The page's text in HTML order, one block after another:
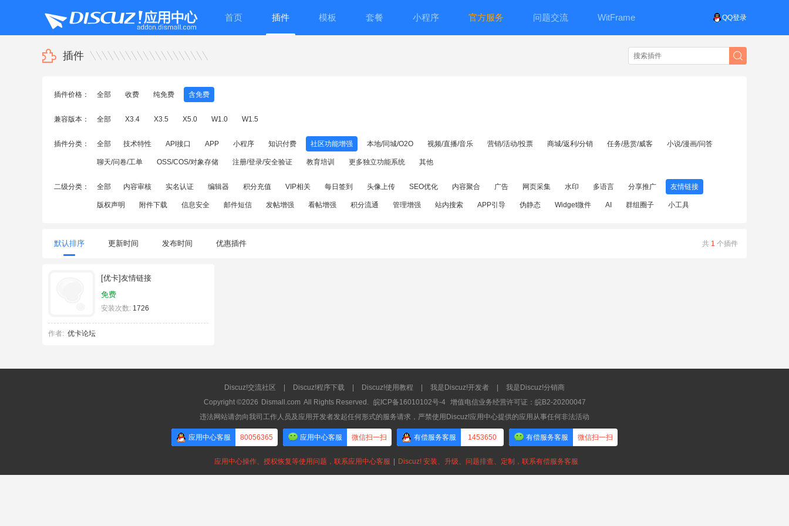
QQ登录
首页 插件 模板 套餐 小程序 官方服务 问题交流 WitFrame
插件
插件价格： 全部 收费 纯免费 含免费
兼容版本： 全部 X3.4 X3.5 X5.0 W1.0 W1.5
插件分类： 全部 技术特性 API接口 APP 小程序 知识付费 社区功能增强 本地/同城/O2O 视频/直播/音乐 营销/活动/投票 商城/返利/分销 任务/悬赏/威客 小说/漫画/问答
聊天/问卷/工单 OSS/COS/对象存储 注册/登录/安全验证 教育培训 更多独立功能系统 其他
二级分类： 全部 内容审核 实名认证 编辑器 积分充值 VIP相关 每日签到 头像上传 SEO优化 内容聚合 广告 网页采集 水印 多语言 分享推广 友情链接
版权声明 附件下载 信息安全 邮件短信 发帖增强 看帖增强 积分流通 管理增强 站内搜索 APP引导 伪静态 Widget微件 AI 群组圈子 小工具
共 1 个插件
默认排序 更新时间 发布时间 优惠插件
[优卡]友情链接
免费
安装次数: 1726
作者: 优卡论坛
Discuz!交流社区 Discuz!程序下载 Discuz!使用教程 我是Discuz!开发者
我是Discuz!分销商
Copyright ©2026 Dismall.com All Rights Reserved. 皖ICP备16010102号-4
增值电信业务经营许可证：皖B2-20200047
违法网站请勿向我司工作人员及应用开发者发起任何形式的服务请求，严禁使用Discuz!应用中心提供的应用从事任何非法活动
应用中心客服 80056365 应用中心客服 微信扫一扫 有偿服务客服 1453650 有偿服务客服 微信扫一扫
应用中心操作、授权恢复等使用问题，联系应用中心客服 Discuz! 安装、升级、问题排查、定制，联系有偿服务客服